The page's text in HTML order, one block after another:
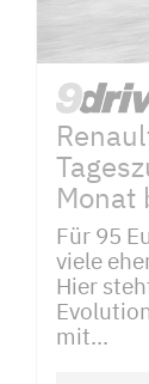
Monat
Für 95
viele
Hier
mit...